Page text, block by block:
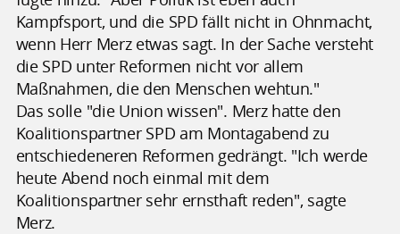
Kampfsport, und die SPD fällt nicht in Ohnmacht,
wenn Herr Merz etwas sagt. In der Sache versteht
die SPD unter Reformen nicht vor allem
Maßnahmen, die den Menschen wehtun."
Das solle "die Union wissen". Merz hatte den
Koalitionspartner SPD am Montagabend zu
entschiedeneren Reformen gedrängt. "Ich werde
heute Abend noch einmal mit dem
Koalitionspartner sehr ernsthaft reden", sagte
Merz.